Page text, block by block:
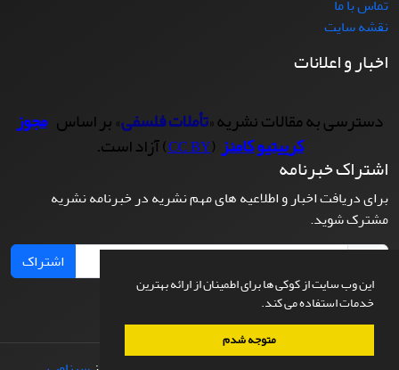
این وب سایت از کوکی ها برای اطمینان از ارائه بهترین
خدمات استفاده می کند.
متوجه شدم
نقشه سایت
اخبار و اعلانات
دسترسی به مقالات نشریه «تأملات فلسفی» بر اساس مجوز
کرییتیو کامنز(
CC BY) آزاد است.
اشتراک خبرنامه
برای دریافت اخبار و اطلاعیه های مهم نشریه در خبرنامه نشریه
مشترک شوید.
اشتراک